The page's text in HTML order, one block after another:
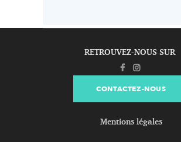
RETROUVEZ-NOUS SUR
CONTACTEZ-NOUS
Mentions légales